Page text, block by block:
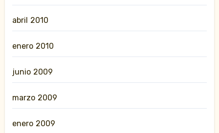
abril 2010
enero 2010
junio 2009
marzo 2009
enero 2009